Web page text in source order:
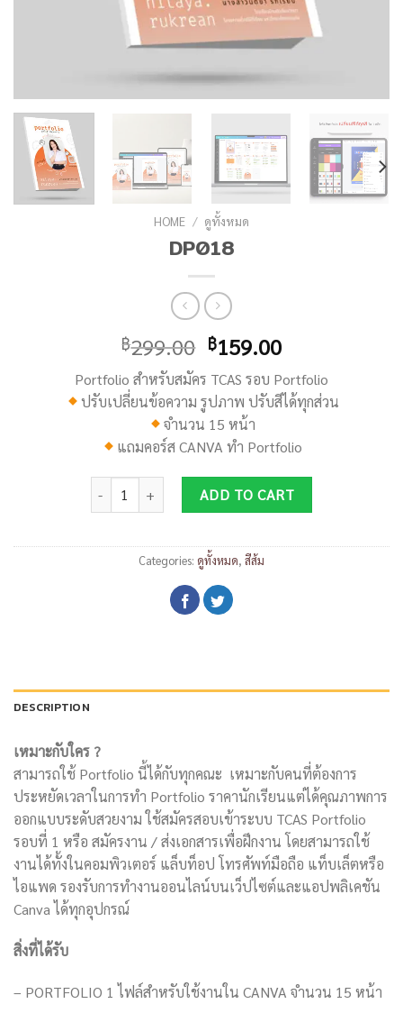
HOME / ดูทั้งหมด
DP018
฿299.00 ฿159.00
Portfolio สำหรับสมัคร TCAS รอบ Portfolio
ปรับเปลี่ยนข้อความ รูปภาพ ปรับสีได้ทุกส่วน
จำนวน 15 หน้า
แถมคอร์สCANVAทำ Portfolio
ADD TO CART
Categories: ดูทั้งหมด, สีส้ม
DESCRIPTION
เหมาะกับใคร ?
สามารถใช้ Portfolio นี้ได้กับทุกคณะ เหมาะกับคนที่ต้องการ
ประหยัดเวลาในการทำ Portfolio ราคานักเรียนแต่ได้คุณภาพการ
ออกแบบระดับสวยงาม ใช้สมัครสอบเข้าระบบ TCAS Portfolio
รอบที่ 1 หรือ สมัครงาน / ส่งเอกสารเพื่อฝึกงาน โดยสามารถใช้
งานได้ทั้งในคอมพิวเตอร์ แล็บท็อป โทรศัพท์มือถือ แท็บเล็ตหรือ
ไอแพด รองรับการทำงานออนไลน์บนเว็ปไซต์และแอปพลิเคชัน
Canva ได้ทุกอุปกรณ์
สิ่งที่ได้รับ
– PORTFOLIO 1 ไฟล์สำหรับใช้งานใน CANVA จำนวน 15 หน้า